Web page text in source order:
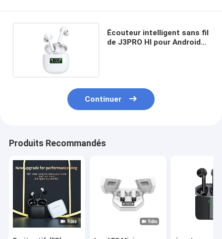
Écouteur intelligent sans fil
de J3PRO HI pour Android
Continuer
Produits Recommandés